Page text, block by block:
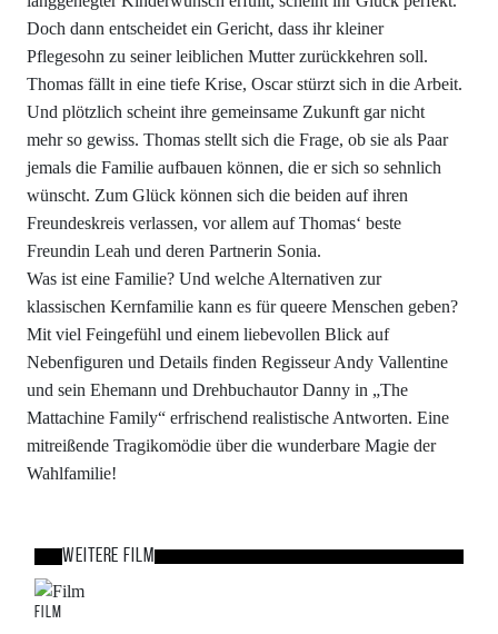
Doch dann entscheidet ein Gericht, dass ihr kleiner
Pflegesohn zu seiner leiblichen Mutter zurückkehren soll.
Thomas fällt in eine tiefe Krise, Oscar stürzt sich in die Arbeit.
Und plötzlich scheint ihre gemeinsame Zukunft gar nicht
mehr so gewiss. Thomas stellt sich die Frage, ob sie als Paar
jemals die Familie aufbauen können, die er sich so sehnlich
wünscht. Zum Glück können sich die beiden auf ihren
Freundeskreis verlassen, vor allem auf Thomas‘ beste
Freundin Leah und deren Partnerin Sonia.
Was ist eine Familie? Und welche Alternativen zur
klassischen Kernfamilie kann es für queere Menschen geben?
Mit viel Feingefühl und einem liebevollen Blick auf
Nebenfiguren und Details finden Regisseur Andy Vallentine
und sein Ehemann und Drehbuchautor Danny in „The
Mattachine Family“ erfrischend realistische Antworten. Eine
mitreißende Tragikomödie über die wunderbare Magie der
Wahlfamilie!
Weitere Film
Bild
Film